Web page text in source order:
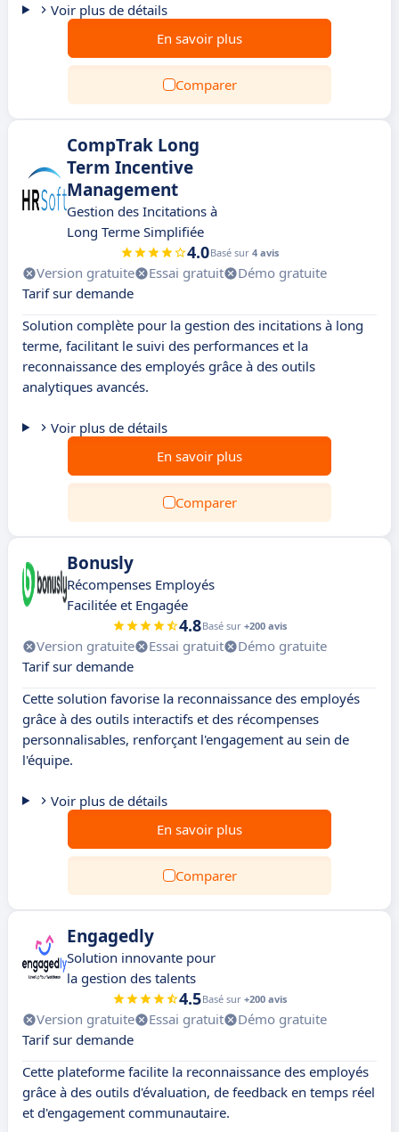
Voir plus de détails
En savoir plus
Comparer
CompTrak Long
Term Incentive
Management
Gestion des Incitations à
Long Terme Simplifiée
4.0Basé sur 4 avis
Version gratuite Essai gratuit
Démo gratuite
Tarif sur demande
Solution complète pour la gestion des incitations à long
terme, facilitant le suivi des performances et la
reconnaissance des employés grâce à des outils
analytiques avancés.
Voir plus de détails
En savoir plus
Comparer
Bonusly
Récompenses Employés
Facilitée et Engagée
4.8Basé sur +200 avis
Version gratuite Essai gratuit
Démo gratuite
Tarif sur demande
Cette solution favorise la reconnaissance des employés
grâce à des outils interactifs et des récompenses
personnalisables, renforçant l'engagement au sein de
l'équipe.
Voir plus de détails
En savoir plus
Comparer
Engagedly
Solution innovante pour
la gestion des talents
4.5Basé sur +200 avis
Version gratuite Essai gratuit
Démo gratuite
Tarif sur demande
Cette plateforme facilite la reconnaissance des employés
grâce à des outils d'évaluation, de feedback en temps réel
et d'engagement communautaire.